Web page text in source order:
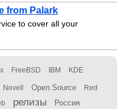
from Palark
to cover all your
FreeBSD IBM KDE
Novell Open Source Red
релизы Россия